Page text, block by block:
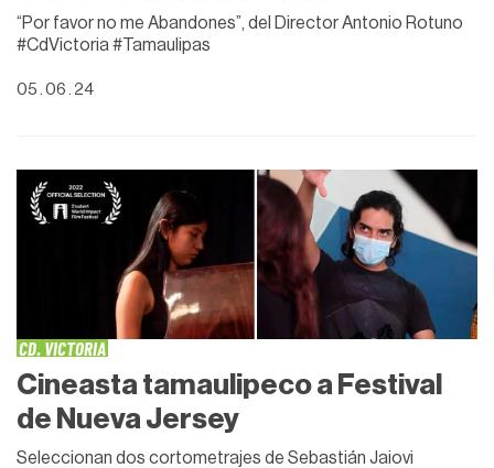
“Por favor no me Abandones”, del Director Antonio Rotuno
#CdVictoria #Tamaulipas
05 . 06 . 24
CD. VICTORIA
Cineasta tamaulipeco a Festival
de Nueva Jersey
Seleccionan dos cortometrajes de Sebastián Jaiovi